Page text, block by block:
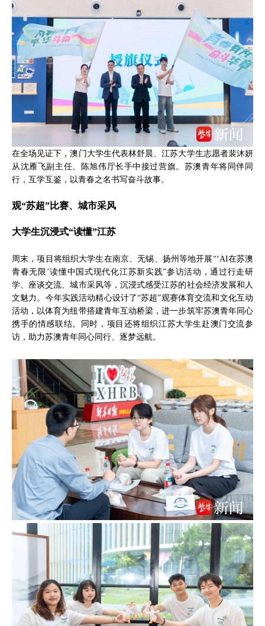
在全场见证下，澳门大学生代表林舒晨、江苏大学生志愿者裴沐妍
从沈雁飞副主任、陈旭伟厅长手中接过营旗。苏澳青年将同伴同
行，互学互鉴，以青春之名书写奋斗故事。
观“苏超”比赛、城市采风
大学生沉浸式“读懂”江苏
周末，项目将组织大学生在南京、无锡、扬州等地开展“‘AI在苏澳
青春无限’读懂中国式现代化江苏新实践”参访活动，通过行走研
学、座谈交流、城市采风等，沉浸式感受江苏的社会经济发展和人
文魅力。今年实践活动精心设计了“苏超”观赛体育交流和文化互动
活动，以体育为纽带搭建青年互动桥梁，进一步筑牢苏澳青年同心
携手的情感联结。同时，项目还将组织江苏大学生赴澳门交流参
访，助力苏澳青年同心同行、逐梦远航。